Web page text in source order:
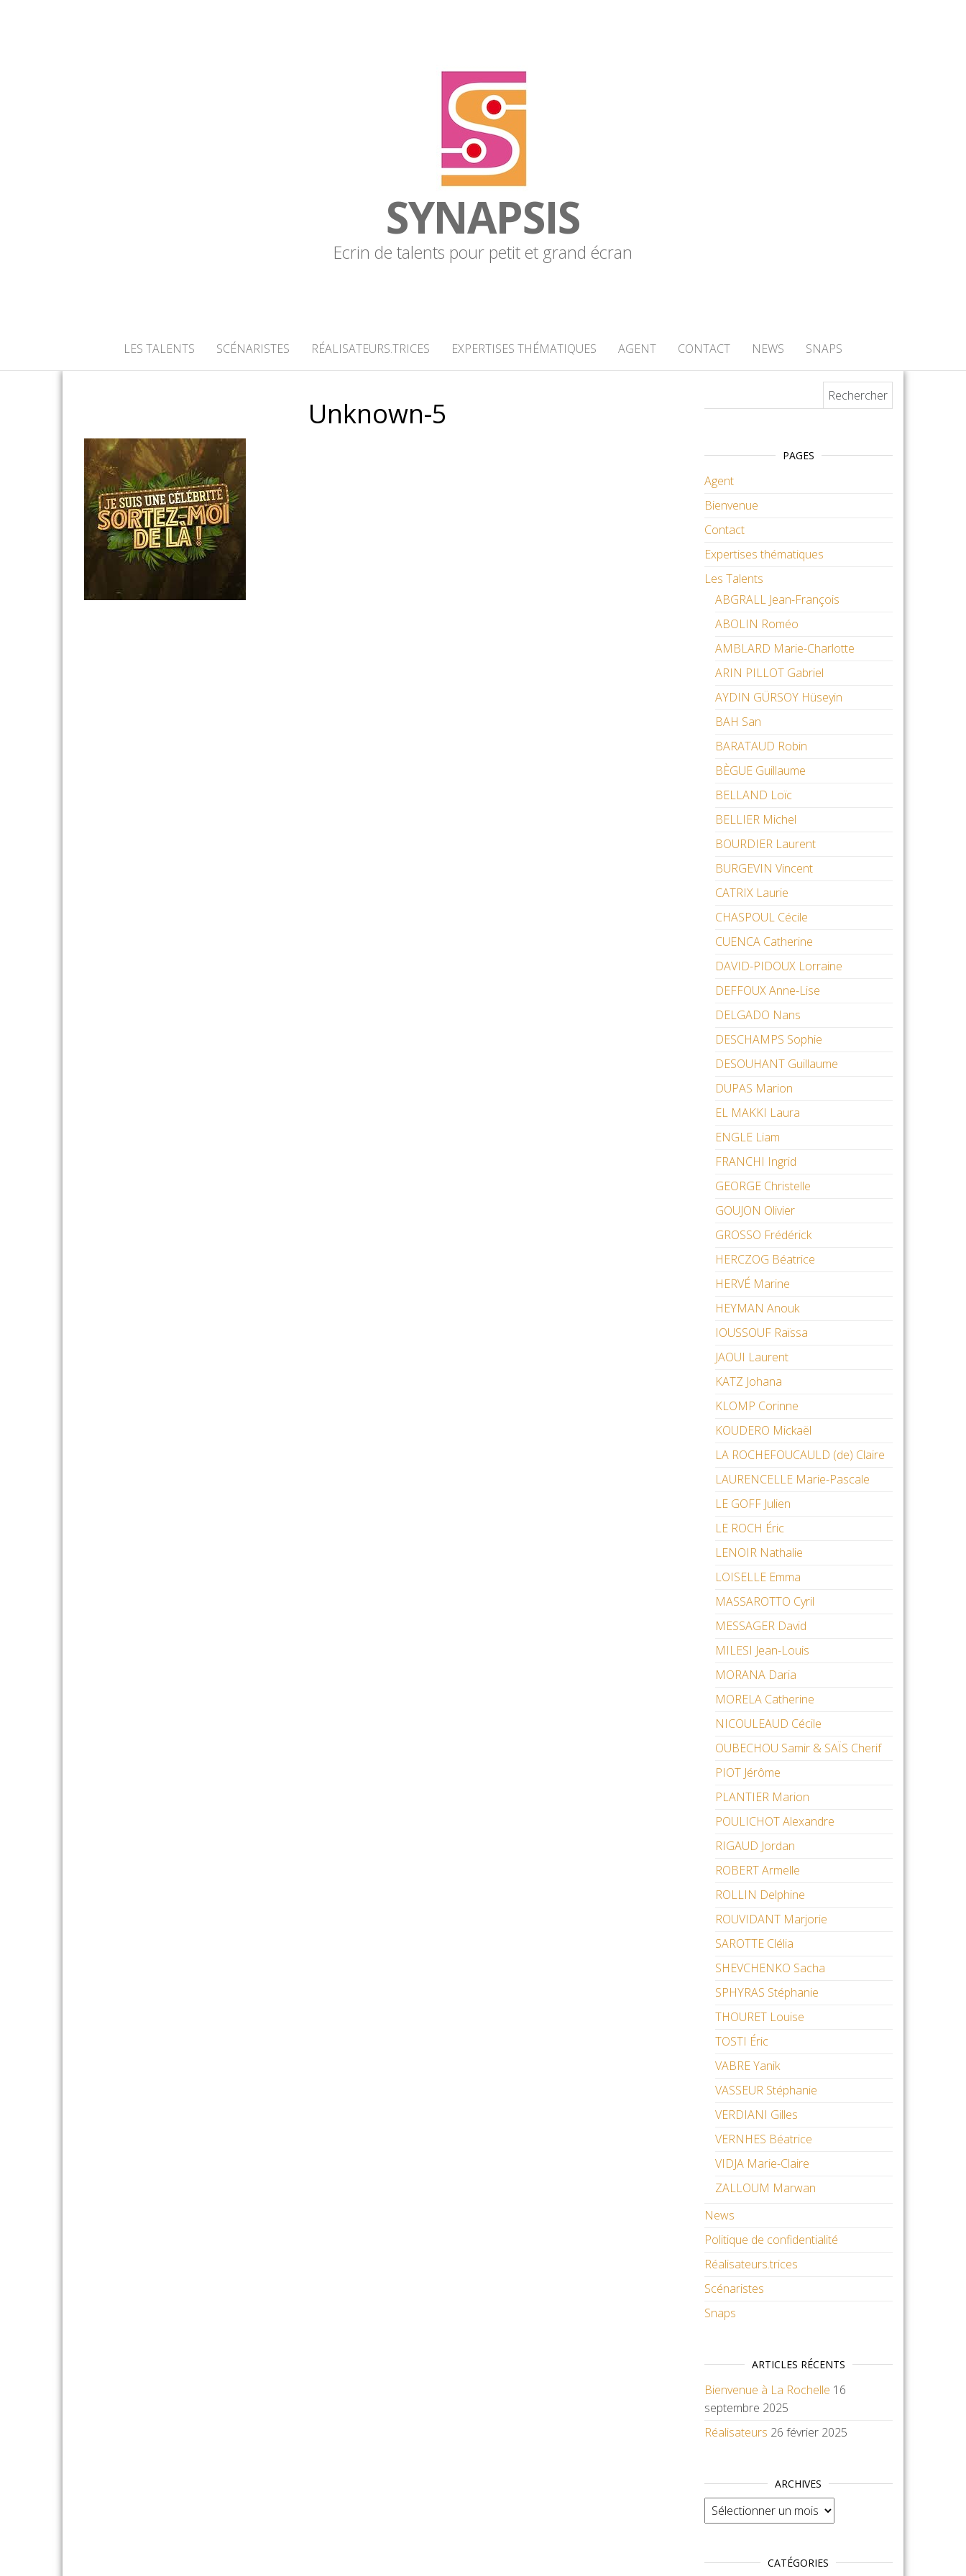
SYNAPSIS
Ecrin de talents pour petit et grand écran
LES TALENTS SCÉNARISTES RÉALISATEURS.TRICES EXPERTISES THÉMATIQUES AGENT CONTACT NEWS SNAPS
Unknown-5
PAGES
Agent
Bienvenue
Contact
Expertises thématiques
Les Talents
ABGRALL Jean-François
ABOLIN Roméo
AMBLARD Marie-Charlotte
ARIN PILLOT Gabriel
AYDIN GÜRSOY Hüseyin
BAH San
BARATAUD Robin
BÈGUE Guillaume
BELLAND Loïc
BELLIER Michel
BOURDIER Laurent
BURGEVIN Vincent
CATRIX Laurie
CHASPOUL Cécile
CUENCA Catherine
DAVID-PIDOUX Lorraine
DEFFOUX Anne-Lise
DELGADO Nans
DESCHAMPS Sophie
DESOUHANT Guillaume
DUPAS Marion
EL MAKKI Laura
ENGLE Liam
FRANCHI Ingrid
GEORGE Christelle
GOUJON Olivier
GROSSO Frédérick
HERCZOG Béatrice
HERVÉ Marine
HEYMAN Anouk
IOUSSOUF Raïssa
JAOUI Laurent
KATZ Johana
KLOMP Corinne
KOUDERO Mickaël
LA ROCHEFOUCAULD (de) Claire
LAURENCELLE Marie-Pascale
LE GOFF Julien
LE ROCH Éric
LENOIR Nathalie
LOISELLE Emma
MASSAROTTO Cyril
MESSAGER David
MILESI Jean-Louis
MORANA Daria
MORELA Catherine
NICOULEAUD Cécile
OUBECHOU Samir & SAÏS Cherif
PIOT Jérôme
PLANTIER Marion
POULICHOT Alexandre
RIGAUD Jordan
ROBERT Armelle
ROLLIN Delphine
ROUVIDANT Marjorie
SAROTTE Clélia
SHEVCHENKO Sacha
SPHYRAS Stéphanie
THOURET Louise
TOSTI Éric
VABRE Yanik
VASSEUR Stéphanie
VERDIANI Gilles
VERNHES Béatrice
VIDJA Marie-Claire
ZALLOUM Marwan
News
Politique de confidentialité
Réalisateurs.trices
Scénaristes
Snaps
ARTICLES RÉCENTS
Bienvenue à La Rochelle 16
septembre 2025
Réalisateurs 26 février 2025
ARCHIVES
Archives
CATÉGORIES